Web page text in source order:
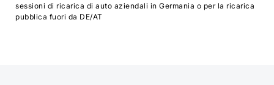
sessioni di ricarica di auto aziendali in Germania o per la ricarica
pubblica fuori da DE/AT